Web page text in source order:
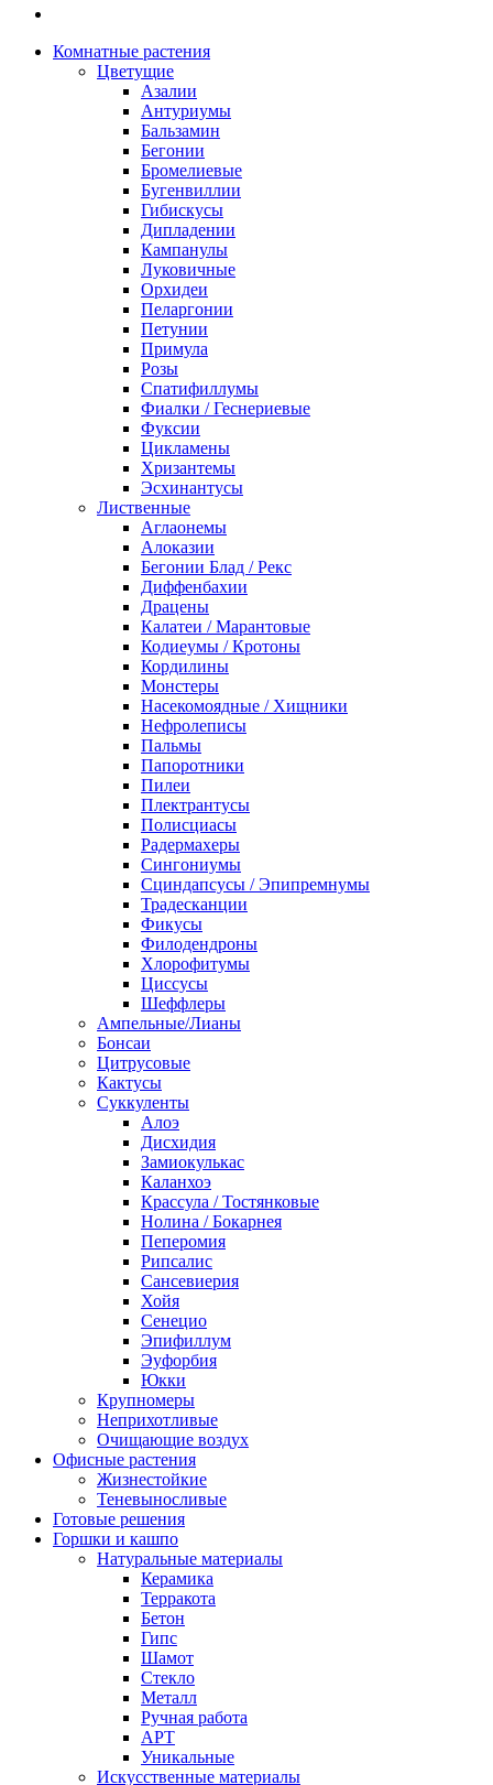
Комнатные растения
Цветущие
Азалии
Антуриумы
Бальзамин
Бегонии
Бромелиевые
Бугенвиллии
Гибискусы
Дипладении
Кампанулы
Луковичные
Орхидеи
Пеларгонии
Петунии
Примула
Розы
Спатифиллумы
Фиалки / Геснериевые
Фуксии
Цикламены
Хризантемы
Эсхинантусы
Лиственные
Аглаонемы
Алоказии
Бегонии Блад / Рекс
Диффенбахии
Драцены
Калатеи / Марантовые
Кодиеумы / Кротоны
Кордилины
Монстеры
Насекомоядные / Хищники
Нефролеписы
Пальмы
Папоротники
Пилеи
Плектрантусы
Полисциасы
Радермахеры
Сингониумы
Сциндапсусы / Эпипремнумы
Традесканции
Фикусы
Филодендроны
Хлорофитумы
Циссусы
Шеффлеры
Ампельные/Лианы
Бонсаи
Цитрусовые
Кактусы
Суккуленты
Алоэ
Дисхидия
Замиокулькас
Каланхоэ
Крассула / Тостянковые
Нолина / Бокарнея
Пеперомия
Рипсалис
Сансевиерия
Хойя
Сенецио
Эпифиллум
Эуфорбия
Юкки
Крупномеры
Неприхотливые
Очищающие воздух
Офисные растения
Жизнестойкие
Теневыносливые
Готовые решения
Горшки и кашпо
Натуральные материалы
Керамика
Терракота
Бетон
Гипс
Шамот
Стекло
Металл
Ручная работа
АРТ
Уникальные
Искусственные материалы